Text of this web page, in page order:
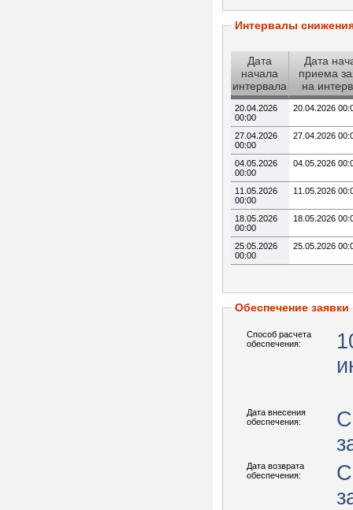
Интервалы
Дата
начала
интервала
Дата
приема
на
20.04.2026
00:00
20.04.2026
27.04.2026
00:00
27.04.2026
04.05.2026
00:00
04.05.2026
11.05.2026
00:00
11.05.2026
18.05.2026
00:00
18.05.2026
25.05.2026
00:00
25.05.2026
Обеспечение заявки
Способ расчета
обеспечения:
Дата внесения
обеспечения:
Дата возврата
обеспечения: